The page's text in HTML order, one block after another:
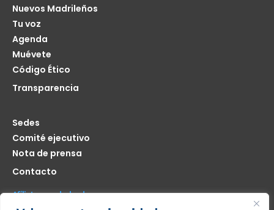
Nuevos Madrileños
Tu voz
Agenda
Muévete
Código Ético
Transparencia
Sedes
Comité ejecutivo
Nota de prensa
Contacto
Afíliate seas de donde seas